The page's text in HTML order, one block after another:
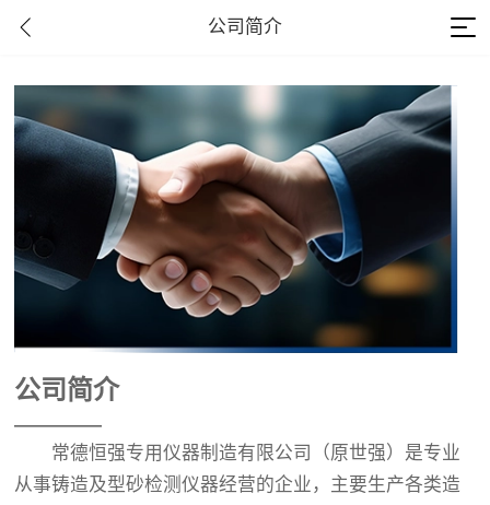
公司简介
公司简介
—————
常德恒强专用仪器制造有限公司（原世强）是专业
从事铸造及型砂检测仪器经营的企业，主要生产各类造